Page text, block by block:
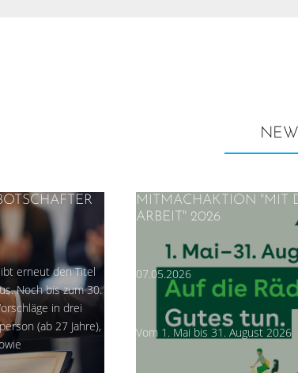
erneut den Titel
Noch bis zum 30.
in drei
(ab 27 Jahre),
MITMACHAKTION "MIT
ARBEIT" 2026
07.05.2026
Vom 1. Mai bis 31. August 2026